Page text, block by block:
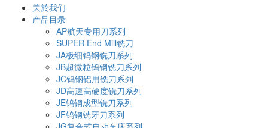
关於我们
产品目录
AP航天专用刀系列
SUPER End Mill铣刀
JA极细钨钢铣刀系列
JB超微粒钨钢铣刀系列
JC钨钢铝用铣刀系列
JD高速高硬度铣刀系列
JE钨钢成型铣刀系列
JF钨钢铣牙刀系列